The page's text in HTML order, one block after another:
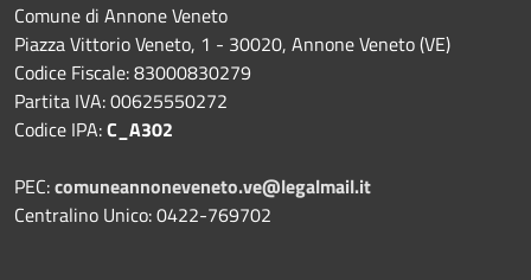
Comune di Annone Veneto
Piazza Vittorio Veneto, 1 - 30020, Annone Veneto (VE)
Codice Fiscale: 83000830279
Partita IVA: 00625550272
Codice IPA:C_A302
PEC:comuneannoneveneto.ve@legalmail.it
Centralino Unico: 0422-769702